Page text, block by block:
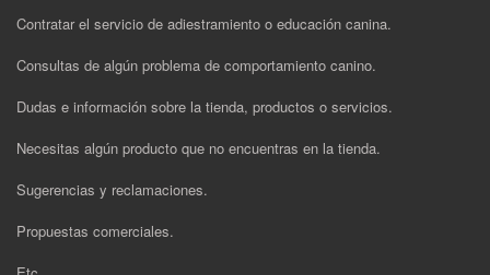
Contratar el servicio de adiestramiento o educación canina.
Consultas de algún problema de comportamiento canino.
Dudas e información sobre la tienda, productos o servicios.
Necesitas algún producto que no encuentras en la tienda.
Sugerencias y reclamaciones.
Propuestas comerciales.